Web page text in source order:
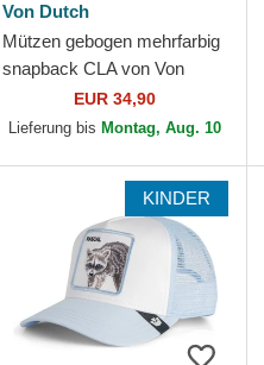
Von Dutch
Mützen gebogen mehrfarbig
snapback CLA von Von
EUR 34,90
Lieferung bis Montag, Aug. 10
KINDER